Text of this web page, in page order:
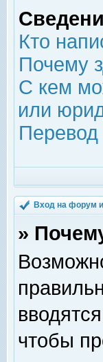
Кто
Почему
С кем
или
Перевод
Вход на форум
»
чтобы